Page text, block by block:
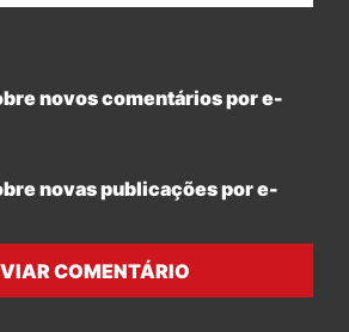
novos comentários por e-
novas publicações por e-
COMENTÁRIO